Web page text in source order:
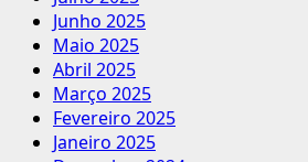
Junho 2025
Maio 2025
Abril 2025
Março 2025
Fevereiro 2025
Janeiro 2025